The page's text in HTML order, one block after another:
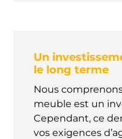
Un
le long terme
Nous
meuble est un
Cependant, ce
vos exigences